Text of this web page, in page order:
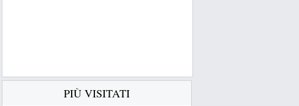
PIÙ VISITATI